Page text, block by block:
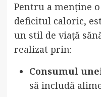
Pentru a menține
deficitul caloric,
un stil de viață
realizat prin:
Consumul
să includă